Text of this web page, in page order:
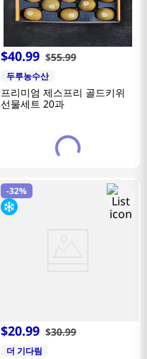
$40.99 $55.99
두루농수산
프리미엄 제스프리 골드키위
선물세트 20과
-32%
$20.99 $30.99
더 기다림